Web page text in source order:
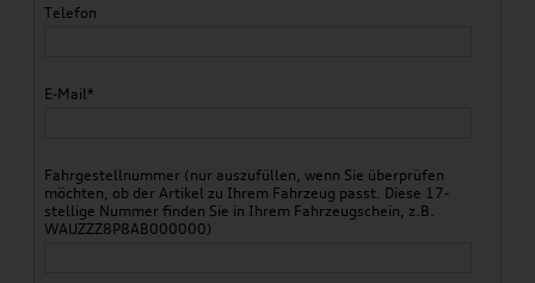
Telefon
E-Mail*
Fahrgestellnummer (nur auszufüllen, wenn Sie überprüfen
möchten, ob der Artikel zu Ihrem Fahrzeug passt. Diese 17-
stellige Nummer finden Sie in Ihrem Fahrzeugschein, z.B.
WAUZZZ8P8AB000000)